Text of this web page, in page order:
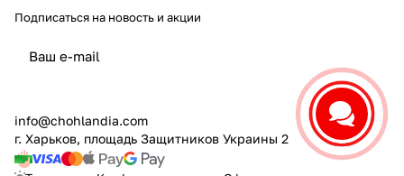
Подписаться на новость и акции
политикой конфиденциальности
info@chohlandia.com
г. Харьков, площадь Защитников Украины 2